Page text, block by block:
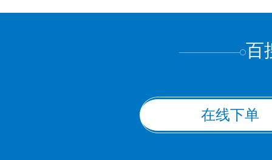
百
在线下单